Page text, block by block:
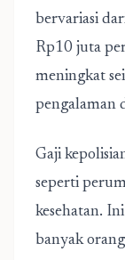
bervariasi
Rp10 juta
meningkat
pengalaman
Gaji
seperti
kesehatan.
banyak